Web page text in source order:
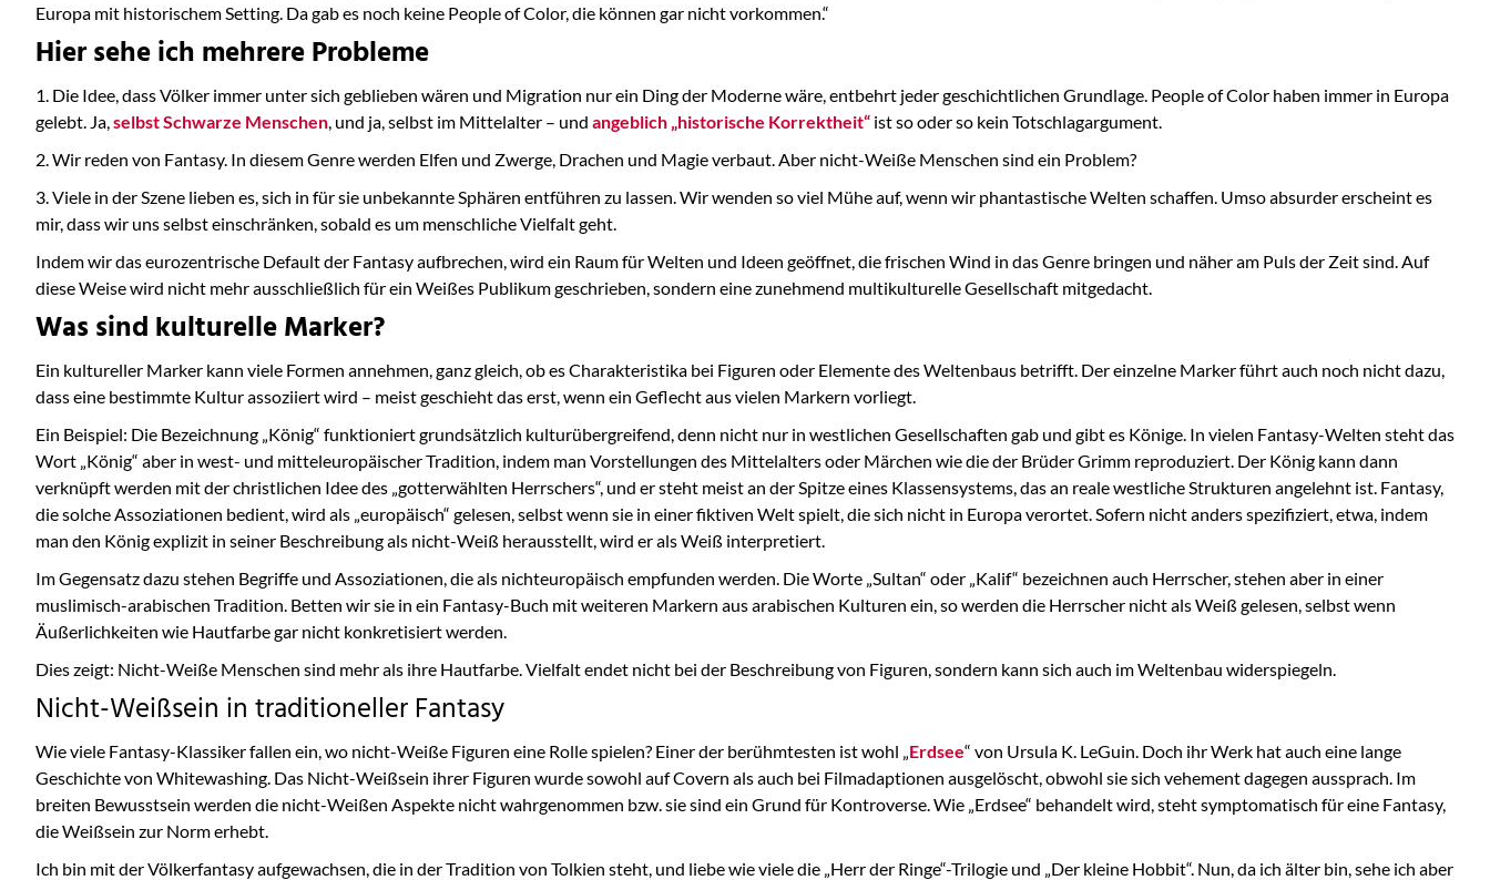
Europa mit historischem Setting. Da gab es noch keine People of Color, die können gar nicht vorkommen.“
Hier sehe ich mehrere Probleme
1. Die Idee, dass Völker immer unter sich geblieben wären und Migration nur ein Ding der Moderne wäre, entbehrt jeder geschichtlichen Grundlage. People of Color haben immer in Europa
gelebt. Ja, selbst Schwarze Menschen, und ja, selbst im Mittelalter – und angeblich „historische Korrektheit“ist so oder so kein Totschlagargument.
2. Wir reden von Fantasy. In diesem Genre werden Elfen und Zwerge, Drachen und Magie verbaut. Aber nicht-Weiße Menschen sind ein Problem?
3. Viele in der Szene lieben es, sich in für sie unbekannte Sphären entführen zu lassen. Wir wenden so viel Mühe auf, wenn wir phantastische Welten schaffen. Umso absurder erscheint es
mir, dass wir uns selbst einschränken, sobald es um menschliche Vielfalt geht.
Indem wir das eurozentrische Default der Fantasy aufbrechen, wird ein Raum für Welten und Ideen geöffnet, die frischen Wind in das Genre bringen und näher am Puls der Zeit sind. Auf
diese Weise wird nicht mehr ausschließlich für ein Weißes Publikum geschrieben, sondern eine zunehmend multikulturelle Gesellschaft mitgedacht.
Was sind kulturelle Marker?
Ein kultureller Marker kann viele Formen annehmen, ganz gleich, ob es Charakteristika bei Figuren oder Elemente des Weltenbaus betrifft. Der einzelne Marker führt auch noch nicht dazu,
dass eine bestimmte Kultur assoziiert wird – meist geschieht das erst, wenn ein Geflecht aus vielen Markern vorliegt.
Ein Beispiel: Die Bezeichnung „König“ funktioniert grundsätzlich kulturübergreifend, denn nicht nur in westlichen Gesellschaften gab und gibt es Könige. In vielen Fantasy-Welten steht das
Wort „König“ aber in west- und mitteleuropäischer Tradition, indem man Vorstellungen des Mittelalters oder Märchen wie die der Brüder Grimm reproduziert. Der König kann dann
verknüpft werden mit der christlichen Idee des „gotterwählten Herrschers“, und er steht meist an der Spitze eines Klassensystems, das an reale westliche Strukturen angelehnt ist. Fantasy,
die solche Assoziationen bedient, wird als „europäisch“ gelesen, selbst wenn sie in einer fiktiven Welt spielt, die sich nicht in Europa verortet. Sofern nicht anders spezifiziert, etwa, indem
man den König explizit in seiner Beschreibung als nicht-Weiß herausstellt, wird er als Weiß interpretiert.
Im Gegensatz dazu stehen Begriffe und Assoziationen, die als nichteuropäisch empfunden werden. Die Worte „Sultan“ oder „Kalif“ bezeichnen auch Herrscher, stehen aber in einer
muslimisch-arabischen Tradition. Betten wir sie in ein Fantasy-Buch mit weiteren Markern aus arabischen Kulturen ein, so werden die Herrscher nicht als Weiß gelesen, selbst wenn
Äußerlichkeiten wie Hautfarbe gar nicht konkretisiert werden.
Dies zeigt: Nicht-Weiße Menschen sind mehr als ihre Hautfarbe. Vielfalt endet nicht bei der Beschreibung von Figuren, sondern kann sich auch im Weltenbau widerspiegeln.
Nicht-Weißsein in traditioneller Fantasy
Wie viele Fantasy-Klassiker fallen ein, wo nicht-Weiße Figuren eine Rolle spielen? Einer der berühmtesten ist wohl „ Erdsee“ von Ursula K. LeGuin. Doch ihr Werk hat auch eine lange
Geschichte von Whitewashing. Das Nicht-Weißsein ihrer Figuren wurde sowohl auf Covern als auch bei Filmadaptionen ausgelöscht, obwohl sie sich vehement dagegen aussprach. Im
breiten Bewusstsein werden die nicht-Weißen Aspekte nicht wahrgenommen bzw. sie sind ein Grund für Kontroverse. Wie „Erdsee“ behandelt wird, steht symptomatisch für eine Fantasy,
die Weißsein zur Norm erhebt.
Ich bin mit der Völkerfantasy aufgewachsen, die in der Tradition von Tolkien steht, und liebe wie viele die „Herr der Ringe“-Trilogie und „Der kleine Hobbit“. Nun, da ich älter bin, sehe ich aber